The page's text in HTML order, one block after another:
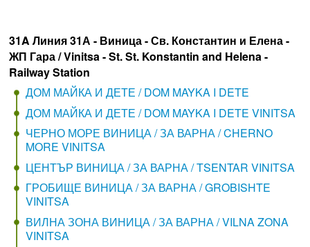
31A Линия 31А - Виница - Св. Константин и Елена -
ЖП Гара / Vinitsa - St. St. Konstantin and Helena -
Railway Station
ДОМ МАЙКА И ДЕТЕ / DOM MAYKA I DETE
ДОМ МАЙКА И ДЕТЕ / DOM MAYKA I DETE VINITSA
ЧЕРНО МОРЕ ВИНИЦА / ЗА ВАРНА / CHERNO
MORE VINITSA
ЦЕНТЪР ВИНИЦА / ЗА ВАРНА / TSENTAR VINITSA
ГРОБИЩЕ ВИНИЦА / ЗА ВАРНА / GROBISHTE
VINITSA
ВИЛНА ЗОНА ВИНИЦА / ЗА ВАРНА / VILNA ZONA
VINITSA